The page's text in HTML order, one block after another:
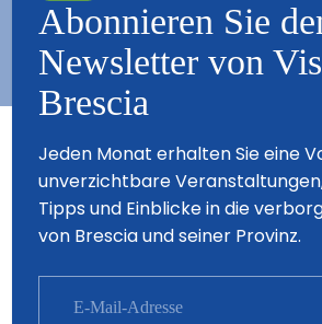
Abonnieren Sie
Newsletter von
Brescia
Jeden Monat erhalten Sie eine
unverzichtbare
Tipps und Einblicke in die
von Brescia und seiner Provinz.